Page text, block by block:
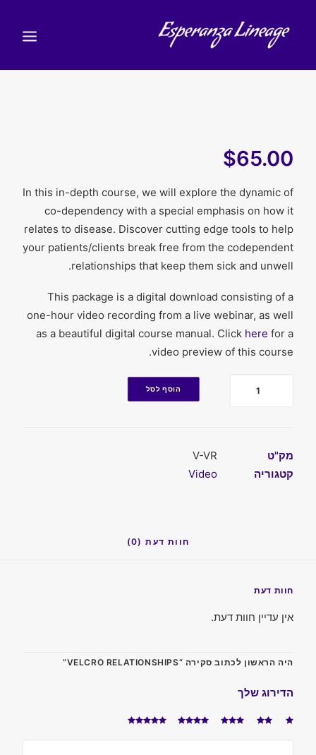
BLOG
CART
$65.00
In this in-depth course, we will explore the dynamic of
co-dependency with a special emphasis on how it
relates to disease. Discover cutting edge tools to help
your patients/clients break free from the codependent
relationships that keep them sick and unwell.
This package is a digital download consisting of a
one-hour video recording from a live webinar, as well
as a beautiful digital course manual. Click here for a
video preview of this course.
הוסף לסל
מק"ט
V-VR
קטגוריה
Video
חוות דעת (0)
חוות דעת
אין עדיין חוות דעת.
היה הראשון לכתוב סקירה “VELCRO RELATIONSHIPS”
הדירוג שלך